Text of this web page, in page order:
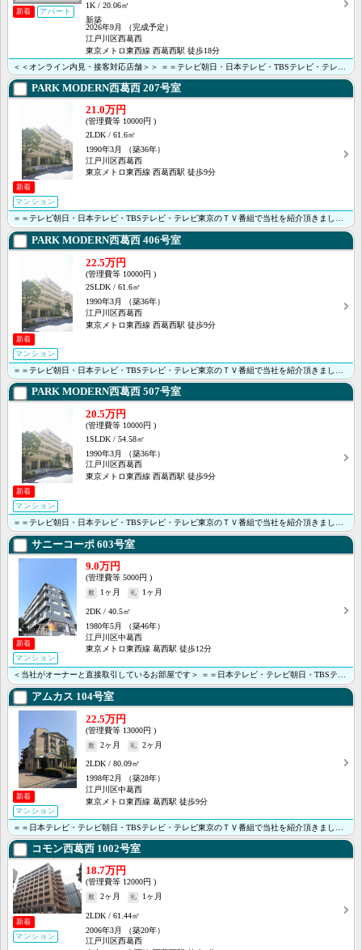
新着 アパート
1K
20.06㎡
新築
2026年9月
（完成予定）
江戸川区西葛西
東京メトロ東西線 西葛西駅 徒歩18分
PARK MODERN西葛西 207号室
新着
マンション
21.0万円
10000円
2LDK
61.6㎡
1990年3月
（築36年）
江戸川区西葛西
東京メトロ東西線 西葛西駅 徒歩9分
＝＝テレビ朝日・日本テレビ・TBSテレビ・テレビ東京のＴＶ番組で当社を紹介頂きました＝＝ ＜＜オンラ･･･
PARK MODERN西葛西 406号室
新着
マンション
22.5万円
10000円
2SLDK
61.6㎡
1990年3月
（築36年）
江戸川区西葛西
東京メトロ東西線 西葛西駅 徒歩9分
＝＝テレビ朝日・日本テレビ・TBSテレビ・テレビ東京のＴＶ番組で当社を紹介頂きました＝＝ ＜＜オンラ･･･
PARK MODERN西葛西 507号室
新着
マンション
20.5万円
10000円
1SLDK
54.58㎡
1990年3月
（築36年）
江戸川区西葛西
東京メトロ東西線 西葛西駅 徒歩9分
＝＝テレビ朝日・日本テレビ・TBSテレビ・テレビ東京のＴＶ番組で当社を紹介頂きました＝＝ ＜＜オンラ･･･
サニーコーポ 603号室
新着
マンション
9.0万円
5000円
1ヶ月
1ヶ月
2DK
40.5㎡
1980年5月
（築46年）
江戸川区中葛西
東京メトロ東西線 葛西駅 徒歩12分
＜当社がオーナーと直接取引しているお部屋です＞ ＝＝日本テレビ・テレビ朝日・TBSテレビ・テレビ東京･･･
アムカス 104号室
新着
マンション
22.5万円
13000円
2ヶ月
2ヶ月
2LDK
80.09㎡
1998年2月
（築28年）
江戸川区中葛西
東京メトロ東西線 葛西駅 徒歩9分
コモン西葛西 1002号室
新着
マンション
18.7万円
12000円
2ヶ月
1ヶ月
2LDK
61.44㎡
2006年3月
（築20年）
江戸川区西葛西